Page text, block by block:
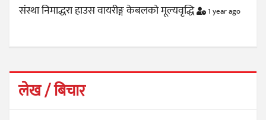
संस्था निमाद्धरा हाउस वायरीङ्ग केबलको मूल्यवृद्धि
1 year ago
लेख / बिचार